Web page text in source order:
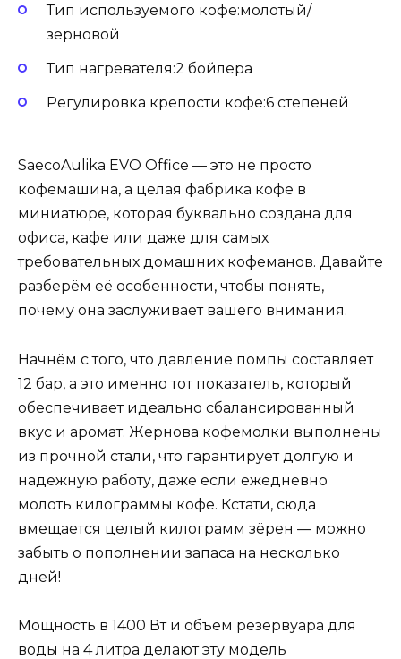
Тип используемого кофе:молотый/
зерновой
Тип нагревателя:2 бойлера
Регулировка крепости кофе:6 степеней
SaecoAulika EVO Office — это не просто
кофемашина, а целая фабрика кофе в
миниатюре, которая буквально создана для
офиса, кафе или даже для самых
требовательных домашних кофеманов. Давайте
разберём её особенности, чтобы понять,
почему она заслуживает вашего внимания.
Начнём с того, что давление помпы составляет
12 бар, а это именно тот показатель, который
обеспечивает идеально сбалансированный
вкус и аромат. Жернова кофемолки выполнены
из прочной стали, что гарантирует долгую и
надёжную работу, даже если ежедневно
молоть килограммы кофе. Кстати, сюда
вмещается целый килограмм зёрен — можно
забыть о пополнении запаса на несколько
дней!
Мощность в 1400 Вт и объём резервуара для
воды на 4 литра делают эту модель